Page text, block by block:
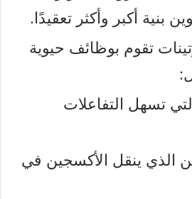
بنية أكبر وأكثر تعقيدًا.
تقوم بوظائف حيوية
تسهل التفاعلات
الذي ينقل الأكسجين في